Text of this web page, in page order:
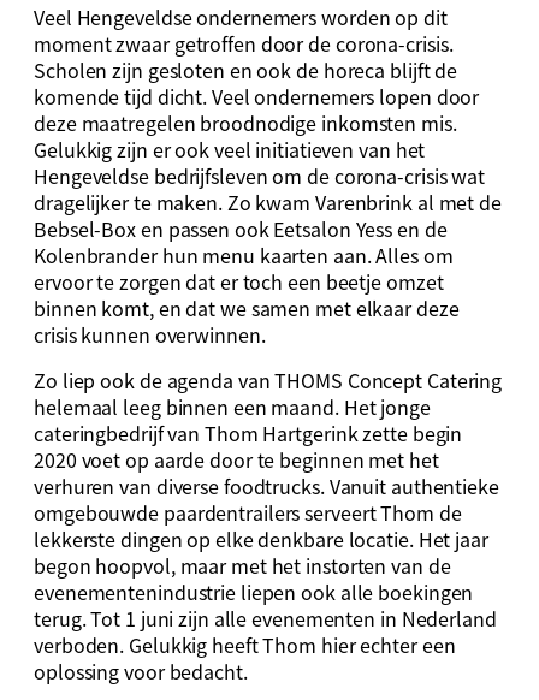
Veel Hengeveldse ondernemers worden op dit
moment zwaar getroffen door de corona-crisis.
Scholen zijn gesloten en ook de horeca blijft de
komende tijd dicht. Veel ondernemers lopen door
deze maatregelen broodnodige inkomsten mis.
Gelukkig zijn er ook veel initiatieven van het
Hengeveldse bedrijfsleven om de corona-crisis wat
dragelijker te maken. Zo kwam Varenbrink al met de
Bebsel-Box en passen ook Eetsalon Yess en de
Kolenbrander hun menu kaarten aan. Alles om
ervoor te zorgen dat er toch een beetje omzet
binnen komt, en dat we samen met elkaar deze
crisis kunnen overwinnen.
Zo liep ook de agenda van THOMS Concept Catering
helemaal leeg binnen een maand. Het jonge
cateringbedrijf van Thom Hartgerink zette begin
2020 voet op aarde door te beginnen met het
verhuren van diverse foodtrucks. Vanuit authentieke
omgebouwde paardentrailers serveert Thom de
lekkerste dingen op elke denkbare locatie. Het jaar
begon hoopvol, maar met het instorten van de
evenementenindustrie liepen ook alle boekingen
terug. Tot 1 juni zijn alle evenementen in Nederland
verboden. Gelukkig heeft Thom hier echter een
oplossing voor bedacht.